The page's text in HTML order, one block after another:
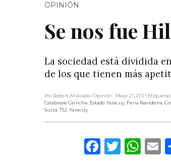
OPINIÓN
Se nos fue
La sociedad está dividida
de los que tienen más
Por Robert Alvarado/ Opinión , Mayo 21, 2021 Etiquetas:
Calabrese Caniche, Estado Yaracuy, Feria Navideña,
Suiza,TSJ,Yaracuy
Facebook